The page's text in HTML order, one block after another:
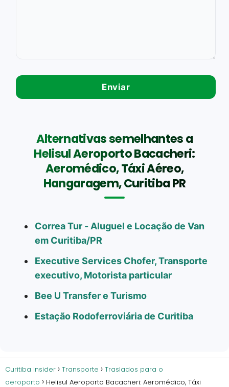
Alternativas semelhantes a
Helisul Aeroporto Bacacheri:
Aeromédico, Táxi Aéreo,
Hangaragem, Curitiba PR
Correa Tur - Aluguel e Locação de Van
em Curitiba/PR
Executive Services Chofer, Transporte
executivo, Motorista particular
Bee U Transfer e Turismo
Estação Rodoferroviária de Curitiba
Curitiba Insider Transporte
Traslados para o
aeroporto
Helisul Aeroporto Bacacheri: Aeromédico, Táxi